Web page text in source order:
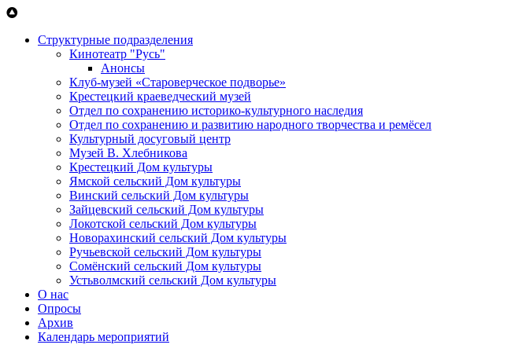
Перейти к основному содержанию
Структурные подразделения
Кинотеатр "Русь"
Анонсы
Клуб-музей «Староверческое подворье»
Крестецкий краеведческий музей
Отдел по сохранению историко-культурного наследия
Отдел по сохранению и развитию народного творчества и ремёсел
Культурный досуговый центр
Музей В. Хлебникова
Крестецкий Дом культуры
Ямской сельский Дом культуры
Винский сельский Дом культуры
Зайцевский сельский Дом культуры
Локотской сельский Дом культуры
Новорахинский сельский Дом культуры
Ручьевской сельский Дом культуры
Сомёнский сельский Дом культуры
Устьволмский сельский Дом культуры
О нас
Опросы
Архив
Календарь мероприятий